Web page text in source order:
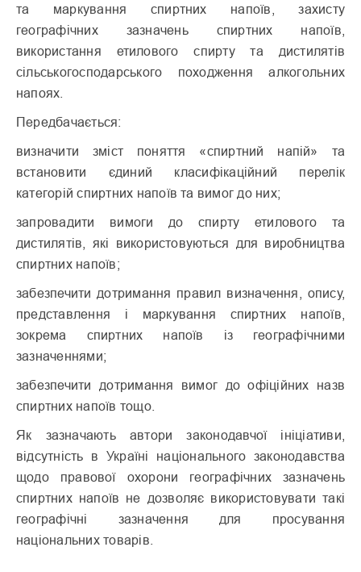
та маркування спиртних напоїв, захисту
географічних зазначень спиртних напоїв,
використання етилового спирту та дистилятів
сільськогосподарського походження алкогольних
напоях.
Передбачається:
визначити зміст поняття «спиртний напій» та
встановити єдиний класифікаційний перелік
категорій спиртних напоїв та вимог до них;
запровадити вимоги до спирту етилового та
дистилятів, які використовуються для виробництва
спиртних напоїв;
забезпечити дотримання правил визначення, опису,
представлення і маркування спиртних напоїв,
зокрема спиртних напоїв із географічними
зазначеннями;
забезпечити дотримання вимог до офіційних назв
спиртних напоїв тощо.
Як зазначають автори законодавчої ініціативи,
відсутність в Україні національного законодавства
щодо правової охорони географічних зазначень
спиртних напоїв не дозволяє використовувати такі
географічні зазначення для просування
національних товарів.